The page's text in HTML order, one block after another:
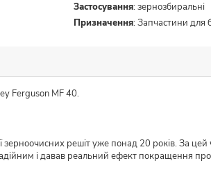
Застосування:зернозбиральні
Призначення:Запчастини для
Ferguson MF 40.
решіт уже понад 20 років. За
і давав реальний ефект покращення